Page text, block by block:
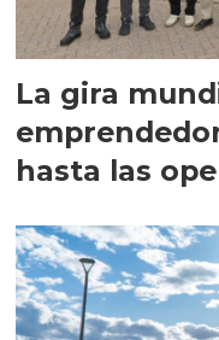
La gira
hasta las